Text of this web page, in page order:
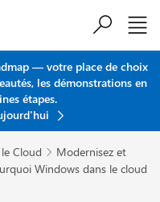
— votre place de choix
les démonstrations en
étapes.
Cloud 
Modernisez et
Windows dans le cloud